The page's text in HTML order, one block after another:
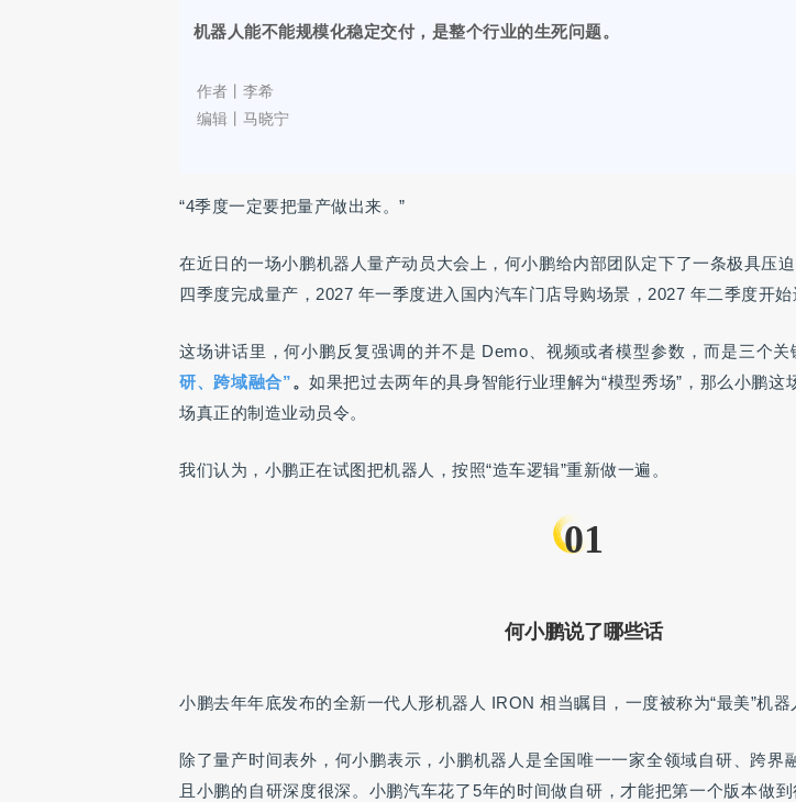
机器人能不能规模化稳定交付，是整个行业的生死问题。
作者丨李希
编辑丨马晓宁
“4季度一定要把量产做出来。”
在近日的一场小鹏机器人量产动员大会上，何小鹏给内部团队定下了一条极具压
四季度完成量产，2027 年一季度进入国内汽车门店导购场景，2027 年二季度开始
这场讲话里，何小鹏反复强调的并不是 Demo、视频或者模型参数，而是三个关
研、跨域融合”。如果把过去两年的具身智能行业理解为“模型秀场”，那么小鹏这
场真正的制造业动员令。
我们认为，小鹏正在试图把机器人，按照“造车逻辑”重新做一遍。
01
何小鹏说了哪些话
小鹏去年年底发布的全新一代人形机器人 IRON 相当瞩目，一度被称为“最美”机器
除了量产时间表外，何小鹏表示，小鹏机器人是全国唯一一家全领域自研、跨界
且小鹏的自研深度很深。小鹏汽车花了5年的时间做自研，才能把第一个版本做